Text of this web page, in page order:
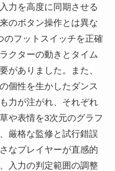
力を高度に同期させる
のボタン操作とは異な
のフットスイッチを正確
クターの動きとタイム
がありました。また、
個性を生かしたダンス
力が注がれ、それぞれ
や表情を3次元のグラフ
厳格な監修と試行錯誤
なプレイヤーが直感的
入力の判定範囲の調整